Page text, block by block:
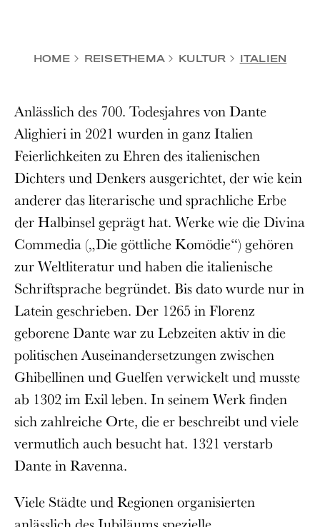
HOME REISETHEMA KULTUR ITALIEN
Anlässlich des 700. Todesjahres von Dante
Alighieri in 2021 wurden in ganz Italien
Feierlichkeiten zu Ehren des italienischen
Dichters und Denkers ausgerichtet, der wie kein
anderer das literarische und sprachliche Erbe
der Halbinsel geprägt hat. Werke wie die Divina
Commedia („Die göttliche Komödie“) gehören
zur Weltliteratur und haben die italienische
Schriftsprache begründet. Bis dato wurde nur in
Latein geschrieben. Der 1265 in Florenz
geborene Dante war zu Lebzeiten aktiv in die
politischen Auseinandersetzungen zwischen
Ghibellinen und Guelfen verwickelt und musste
ab 1302 im Exil leben. In seinem Werk finden
sich zahlreiche Orte, die er beschreibt und viele
vermutlich auch besucht hat. 1321 verstarb
Dante in Ravenna.
Viele Städte und Regionen organisierten